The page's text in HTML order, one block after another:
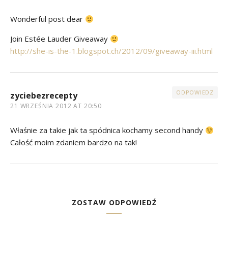
Wonderful post dear
Join Estée Lauder Giveaway
http://she-is-the-1.blogspot.ch/2012/09/giveaway-iii.html
zyciebezrecepty
21 WRZEŚNIA 2012 AT 20:50
ODPOWIEDZ
Właśnie za takie jak ta spódnica kochamy second handy
Całość moim zdaniem bardzo na tak!
ZOSTAW ODPOWIEDŹ